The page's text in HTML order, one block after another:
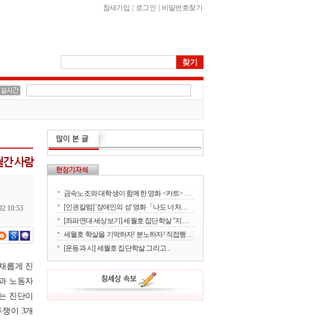
참새가입 로그인 비밀번호찾기
간 사람
10:53
롭게 진
노동자
진단이
이 3개
금속노조와 대학생이 함께한 영화 <카트> 상영회
[인권칼럼] '장애인의 성' 영화「나도 너처럼」에서 배운다
[좌파연대 세상보기] 세월호 집단학살 "지금 뭐하세요?" - 류재운 그림
세월호 학살을 기억하자! 분노하자! 직접행동으로 세상을 바꾸자!
[운동과 시] 세월호 집단학살 그리고 ..